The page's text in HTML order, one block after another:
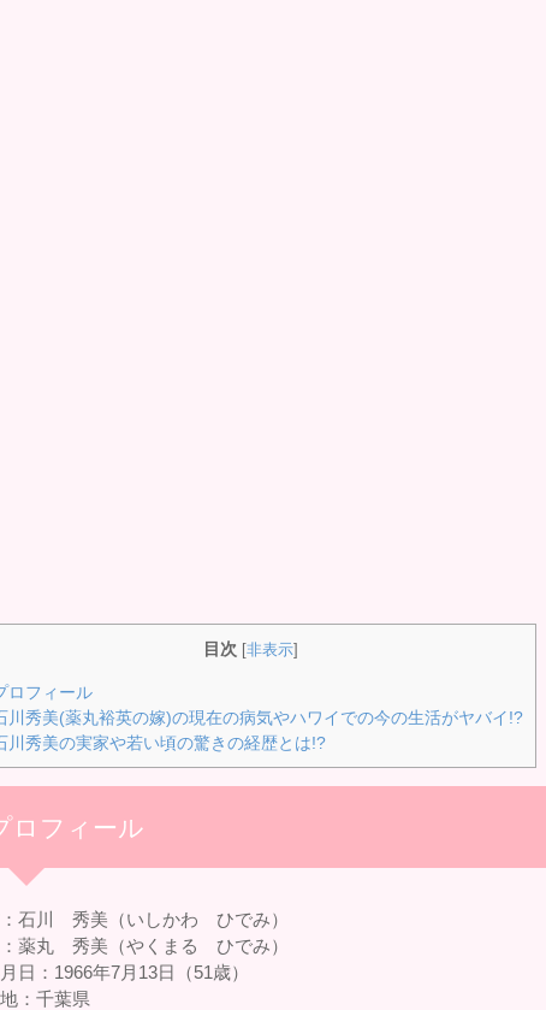
目次 [非表示]
ロフィール
川秀美(薬丸裕英の嫁)の現在の病気やハワイでの今の生活がヤバイ!?
川秀美の実家や若い頃の驚きの経歴とは!?
ロフィール
石川 秀美（いしかわ ひでみ）
薬丸 秀美（やくまる ひでみ）
日：1966年7月13日（51歳）
：千葉県